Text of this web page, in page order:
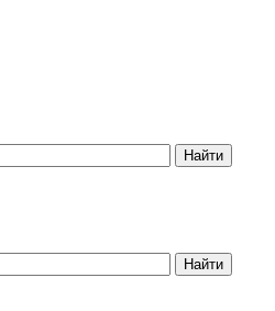
Найти
Найти